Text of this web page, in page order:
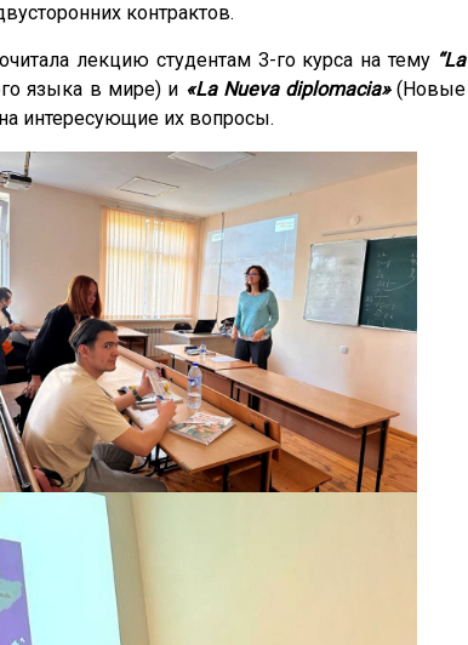
контрактов.
лекцию студентам 3-го курса на тему “La
языка в мире) и «La Nueva diplomacia»(Новые
интересующие их вопросы.